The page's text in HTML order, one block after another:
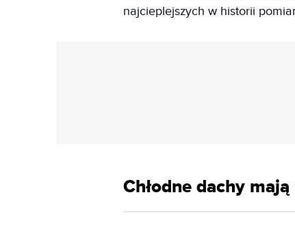
najcieplejszych w historii
Chłodne dachy